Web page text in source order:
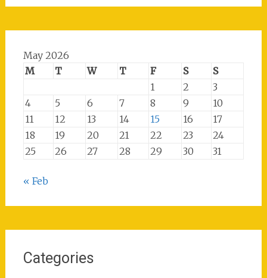
May 2026
M
T W T F S
S
1
2
3
4
5 6 7 8 9
10
11
12 13 14 15 16
17
18
19 20 21 22 23
24
25
26 27 28 29 30 31
« Feb
Categories